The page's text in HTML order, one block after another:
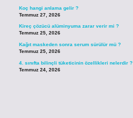
Koç hangi anlama gelir ?
Temmuz 27, 2026
Kireç çözücü alüminyuma zarar verir mi ?
Temmuz 25, 2026
Kağıt maskeden sonra serum sürülür mü ?
Temmuz 25, 2026
4. sınıfta bilinçli tüketicinin özellikleri nelerdir ?
Temmuz 24, 2026